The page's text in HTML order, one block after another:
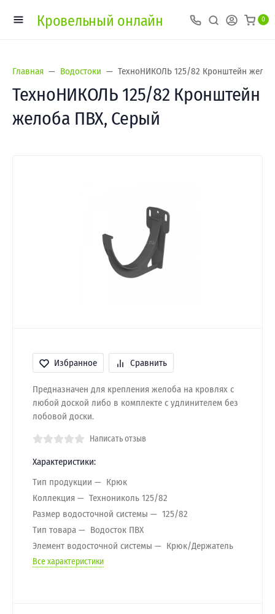
Кровельный онлайн 0
Главная Водостоки ТехноНИКОЛЬ 125/82 Кронштейн
ТехноНИКОЛЬ 125/82 Кронштейн
желоба ПВХ, Серый
Избранное Сравнить
Предназначен для крепления желоба на кровлях с
любой доской либо в комплекте с удлинителем без
лобовой доски.
Написать отзыв
Характеристики:
Тип продукции
Крюк
Коллекция
Технониколь 125/82
Размер водосточной системы
125/82
Тип товара
Водосток ПВХ
Элемент водосточной системы
Крюк/Держатель
Все характеристики